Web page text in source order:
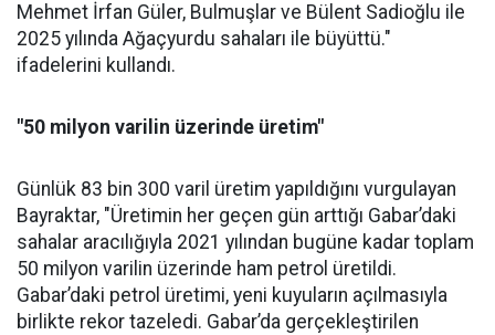
Mehmet İrfan Güler, Bulmuşlar ve Bülent Sadioğlu ile
2025 yılında Ağaçyurdu sahaları ile büyüttü."
ifadelerini kullandı.
"50 milyon varilin üzerinde üretim"
Günlük 83 bin 300 varil üretim yapıldığını vurgulayan
Bayraktar, "Üretimin her geçen gün arttığı Gabar’daki
sahalar aracılığıyla 2021 yılından bugüne kadar toplam
50 milyon varilin üzerinde ham petrol üretildi.
Gabar’daki petrol üretimi, yeni kuyuların açılmasıyla
birlikte rekor tazeledi. Gabar’da gerçekleştirilen